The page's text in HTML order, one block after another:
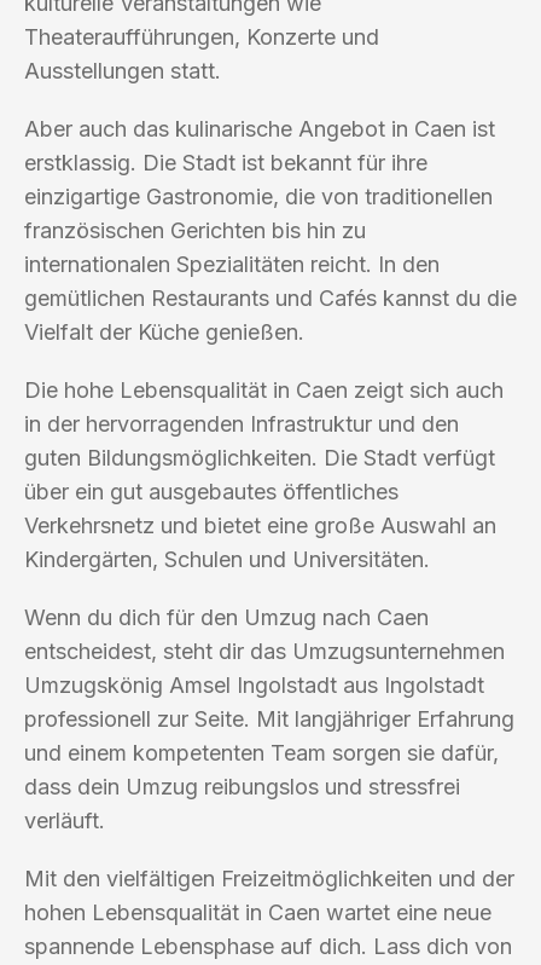
Theateraufführungen, Konzerte und
Ausstellungen statt.
Aber auch das kulinarische Angebot in Caen ist
erstklassig. Die Stadt ist bekannt für ihre
einzigartige Gastronomie, die von traditionellen
französischen Gerichten bis hin zu
internationalen Spezialitäten reicht. In den
gemütlichen Restaurants und Cafés kannst du die
Vielfalt der Küche genießen.
Die hohe Lebensqualität in Caen zeigt sich auch
in der hervorragenden Infrastruktur und den
guten Bildungsmöglichkeiten. Die Stadt verfügt
über ein gut ausgebautes öffentliches
Verkehrsnetz und bietet eine große Auswahl an
Kindergärten, Schulen und Universitäten.
Wenn du dich für den Umzug nach Caen
entscheidest, steht dir das Umzugsunternehmen
Umzugskönig Amsel Ingolstadt aus Ingolstadt
professionell zur Seite. Mit langjähriger Erfahrung
und einem kompetenten Team sorgen sie dafür,
dass dein Umzug reibungslos und stressfrei
verläuft.
Mit den vielfältigen Freizeitmöglichkeiten und der
hohen Lebensqualität in Caen wartet eine neue
spannende Lebensphase auf dich. Lass dich von